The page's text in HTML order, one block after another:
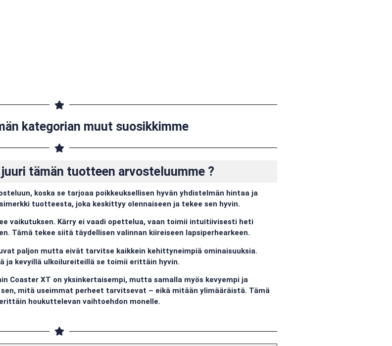
kategorian muut suosikkimme
tämän tuotteen arvosteluumme ?
koska se tarjoaa poikkeuksellisen hyvän yhdistelmän hintaa ja
tuotteesta, joka keskittyy olennaiseen ja tekee sen hyvin.
vaikutuksen. Kärry ei vaadi opettelua, vaan toimii intuitiivisesti heti
Tämä tekee siitä täydellisen valinnan kiireiseen lapsiperhearkeen.
paljon mutta eivät tarvitse kaikkein kehittyneimpiä ominaisuuksia.
ja kevyillä ulkoilureiteillä se toimii erittäin hyvin.
Coaster XT on yksinkertaisempi, mutta samalla myös kevyempi ja
mitä useimmat perheet tarvitsevat – eikä mitään ylimääräistä. Tämä
houkuttelevan vaihtoehdon monelle.